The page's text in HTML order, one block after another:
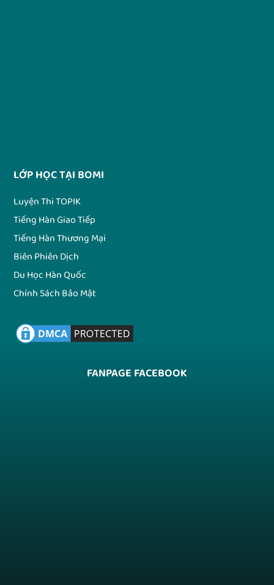
LỚP HỌC TẠI BOMI
Luyện Thi TOPIK
Tiếng Hàn Giao Tiếp
Tiếng Hàn Thương Mại
Biên Phiên Dịch
Du Học Hàn Quốc
Chính Sách Bảo Mật
FANPAGE FACEBOOK